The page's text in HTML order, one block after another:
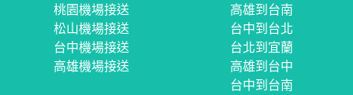
桃園機場接送
松山機場接送
台中機場接送
高雄機場接送
高雄到台南
台中到台北
台北到宜蘭
高雄到台中
台中到台南